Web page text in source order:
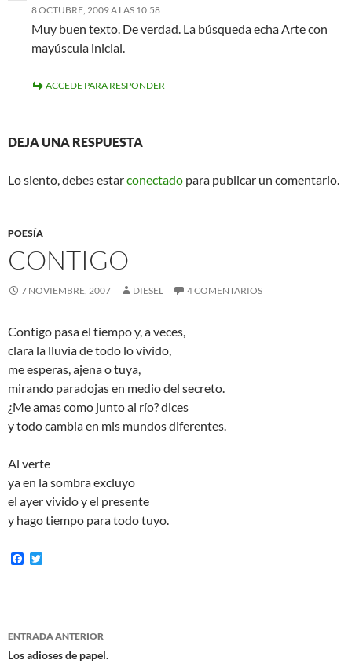
8 OCTUBRE, 2009 A LAS 10:58
Muy buen texto. De verdad. La búsqueda echa Arte con
mayúscula inicial.
ACCEDE PARA RESPONDER
DEJA UNA RESPUESTA
Lo siento, debes estarconectado para publicar un comentario.
POESÍA
CONTIGO
7 NOVIEMBRE, 2007 DIESEL 4 COMENTARIOS
Contigo pasa el tiempo y, a veces,
clara la lluvia de todo lo vivido,
me esperas, ajena o tuya,
mirando paradojas en medio del secreto.
¿Me amas como junto al río? dices
y todo cambia en mis mundos diferentes.
Al verte
ya en la sombra excluyo
el ayer vivido y el presente
y hago tiempo para todo tuyo.
F
o
o
e
r
Navegación
de
ENTRADA ANTERIOR
Los adioses de papel.